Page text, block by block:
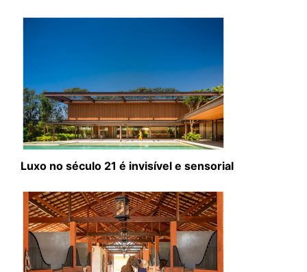
Luxo no século 21 é invisível e sensorial